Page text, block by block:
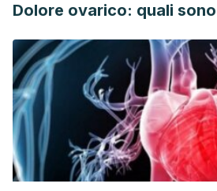
Dolore ovarico: quali